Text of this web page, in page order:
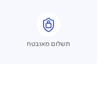
תשלום מאובטח